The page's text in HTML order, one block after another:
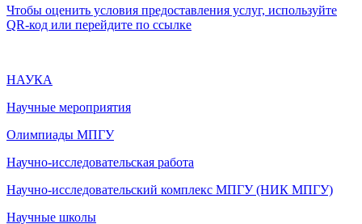
Чтобы оценить условия предоставления услуг, используйте
QR-код или перейдите по ссылке
НАУКА
Научные мероприятия
Олимпиады МПГУ
Научно-исследовательская работа
Научно-исследовательский комплекс МПГУ (НИК МПГУ)
Научные школы